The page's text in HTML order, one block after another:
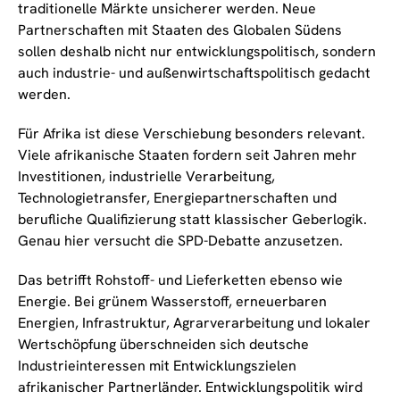
traditionelle Märkte unsicherer werden. Neue
Partnerschaften mit Staaten des Globalen Südens
sollen deshalb nicht nur entwicklungspolitisch, sondern
auch industrie- und außenwirtschaftspolitisch gedacht
werden.
Für Afrika ist diese Verschiebung besonders relevant.
Viele afrikanische Staaten fordern seit Jahren mehr
Investitionen, industrielle Verarbeitung,
Technologietransfer, Energiepartnerschaften und
berufliche Qualifizierung statt klassischer Geberlogik.
Genau hier versucht die SPD-Debatte anzusetzen.
Das betrifft Rohstoff- und Lieferketten ebenso wie
Energie. Bei grünem Wasserstoff, erneuerbaren
Energien, Infrastruktur, Agrarverarbeitung und lokaler
Wertschöpfung überschneiden sich deutsche
Industrieinteressen mit Entwicklungszielen
afrikanischer Partnerländer. Entwicklungspolitik wird